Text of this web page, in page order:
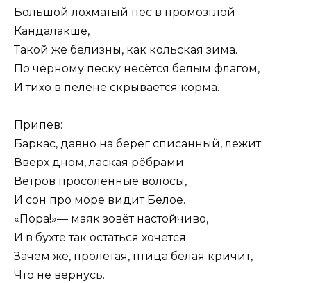
Большой лохматый пёс в промозглой
Кандалакше,
Такой же белизны, как кольская зима.
По чёрному песку несётся белым флагом,
И тихо в пелене скрывается корма.
Припев:
Баркас, давно на берег списанный, лежит
Вверх дном, лаская рёбрами
Ветров просоленные волосы,
И сон про море видит Белое.
«Пора!»— маяк зовёт настойчиво,
И в бухте так остаться хочется.
Зачем же, пролетая, птица белая кричит,
Что не вернусь.